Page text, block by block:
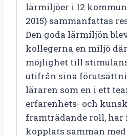
lärmiljöer i 12
2015) sammanfattas
Den goda lärmiljön
kollegerna en miljö
möjlighet till
utifrån sina
läraren som en i ett
erfarenhets- och
framträdande roll, har
kopplats samman